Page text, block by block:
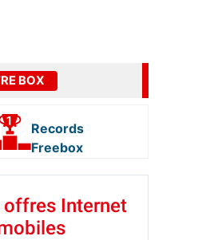
BOX
Records
Freebox
offres Internet